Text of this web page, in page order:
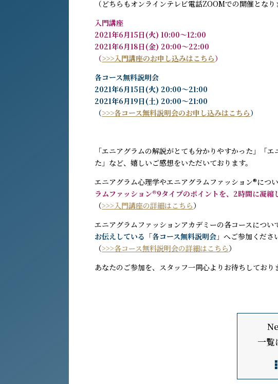
（どちらもオンラインテレビ電話ZOOMでの開催となり
入門講座
2021年6月15日(火) 10:00〜12:00
2021年6月18日(金) 20:00〜22:00
（>>>入門講座のお申し込みはこちら）
各コース無料説明会
2021年6月15日(火) 20:00〜21:00
2021年6月19日(土) 20:00〜21:00
（>>>各コース無料説明会のお申し込みはこちら）
「エニアグラムの解説がとても分かりやすかった」「
た」など、嬉しいご感想をいただいております。
エニアグラム心理学やエニアグラムファッション®︎につ
ラムファッション®9タイプのポイントを、2時間に凝縮
（>>>入門講座の詳細はこちら）
エニアグラムファッションアカデミーの各コースについ
お伝えしている「各コース無料説明会」へご参加くださ
（>>>各コース無料説明会の詳細はこちら）
あなたのご参加を、スタッフ一同心よりお待ちしており
一覧